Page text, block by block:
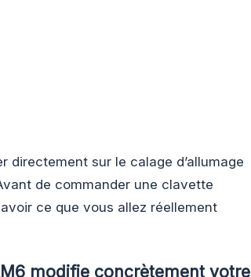
directement sur le calage d’allumage
de commander une clavette
ce que vous allez réellement
modifie concrètement votre